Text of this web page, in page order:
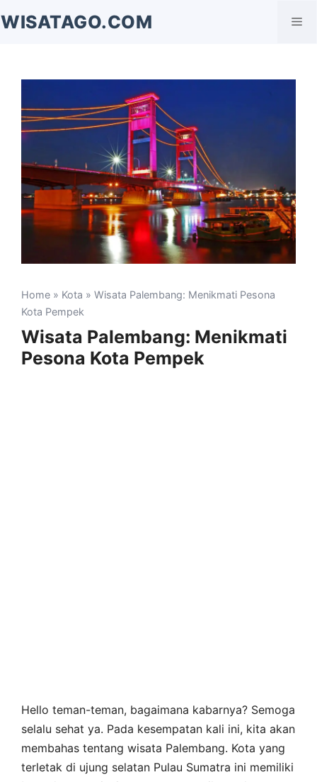
ke
WISATAGO.COM
Home » Kota » Wisata Palembang: Menikmati Pesona
Kota Pempek
Wisata Palembang: Menikmati
Pesona Kota Pempek
Hello teman-teman, bagaimana kabarnya? Semoga
selalu sehat ya. Pada kesempatan kali ini, kita akan
membahas tentang wisata Palembang. Kota yang
terletak di ujung selatan Pulau Sumatra ini memiliki